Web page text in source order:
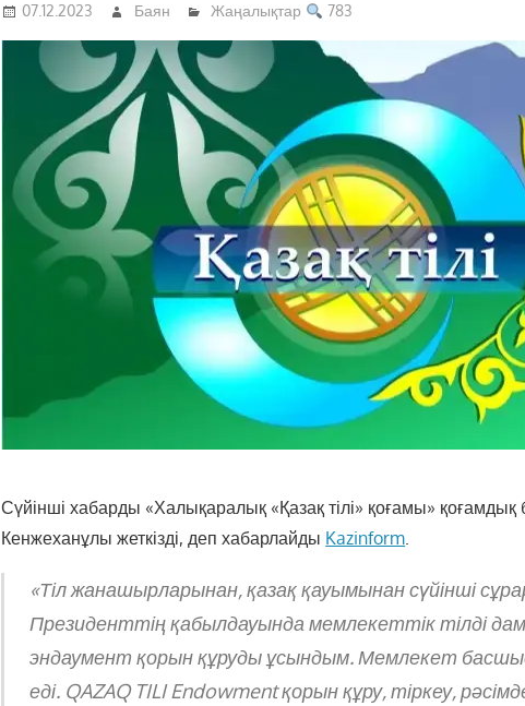
07.12.2023 Баян Жаңалықтар 783
Сүйінші хабарды «Халықаралық «Қазақ тілі» қоғамы» қоғамдық
Кенжеханұлы жеткізді, деп хабарлайды Kazinform.
«Тіл жанашырларынан, қазақ қауымынан сүйінші
Президенттің қабылдауында мемлекеттік тілді
эндаумент қорын құруды ұсындым. Мемлекет
еді. QAZAQ TILI Endowment қорын құру, тіркеу,